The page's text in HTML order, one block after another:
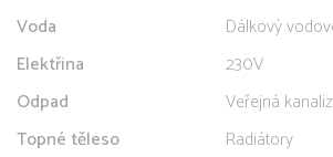
Voda
Dálkový
Elektřina
230V
Odpad
Veřejná
Topné těleso
Radiátory